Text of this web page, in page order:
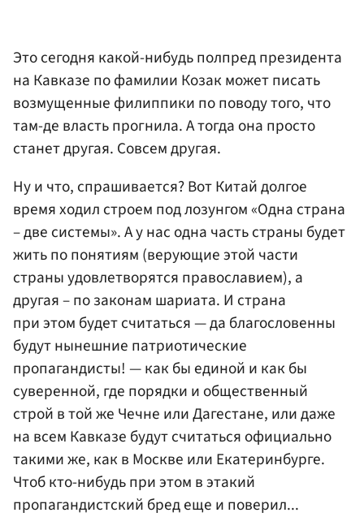
Это сегодня какой-нибудь полпред президента
на Кавказе по фамилии Козак может писать
возмущенные филиппики по поводу того, что
там-де власть прогнила. А тогда она просто
станет другая. Совсем другая.
Ну и что, спрашивается? Вот Китай долгое
время ходил строем под лозунгом «Одна страна
– две системы». А у нас одна часть страны будет
жить по понятиям (верующие этой части
страны удовлетворятся православием), а
другая – по законам шариата. И страна
при этом будет считаться — да благословенны
будут нынешние патриотические
пропагандисты! — как бы единой и как бы
суверенной, где порядки и общественный
строй в той же Чечне или Дагестане, или даже
на всем Кавказе будут считаться официально
такими же, как в Москве или Екатеринбурге.
Чтоб кто-нибудь при этом в этакий
пропагандистский бред еще и поверил...